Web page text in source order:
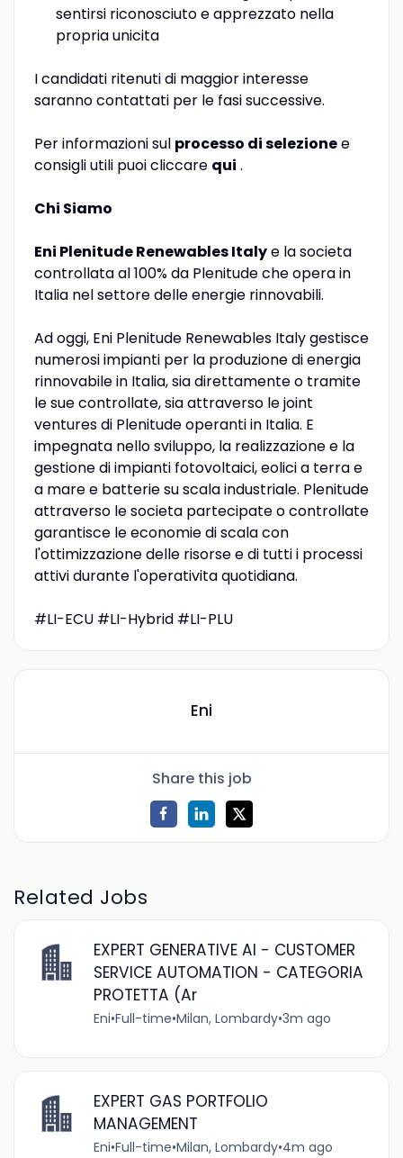
sentirsi riconosciuto e apprezzato nella
propria unicita
I candidati ritenuti di maggior interesse
saranno contattati per le fasi successive.
Per informazioni sul processo di selezionee
consigli utili puoi cliccare qui .
Chi Siamo
Eni Plenitude Renewables Italye la societa
controllata al 100% da Plenitude che opera in
Italia nel settore delle energie rinnovabili.
Ad oggi, Eni Plenitude Renewables Italy gestisce
numerosi impianti per la produzione di energia
rinnovabile in Italia, sia direttamente o tramite
le sue controllate, sia attraverso le joint
ventures di Plenitude operanti in Italia. E
impegnata nello sviluppo, la realizzazione e la
gestione di impianti fotovoltaici, eolici a terra e
a mare e batterie su scala industriale. Plenitude
attraverso le societa partecipate o controllate
garantisce le economie di scala con
l'ottimizzazione delle risorse e di tutti i processi
attivi durante l'operativita quotidiana.
#LI-ECU #LI-Hybrid #LI-PLU
Eni
Share this job
Related Jobs
EXPERT GENERATIVE AI - CUSTOMER
SERVICE AUTOMATION - CATEGORIA
PROTETTA (Ar
Eni•Full-time•Milan, Lombardy•3m ago
EXPERT GAS PORTFOLIO
MANAGEMENT
Eni•Full-time•Milan, Lombardy•4m ago